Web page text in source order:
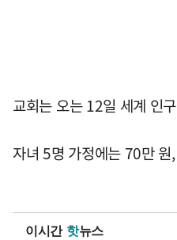
교회는 오는 12일 세계 인
자녀 5명 가정에는 70만
이시간 핫뉴스